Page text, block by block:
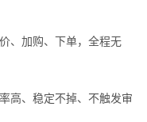
、加购、下单，全程无
高、稳定不掉、不触发审